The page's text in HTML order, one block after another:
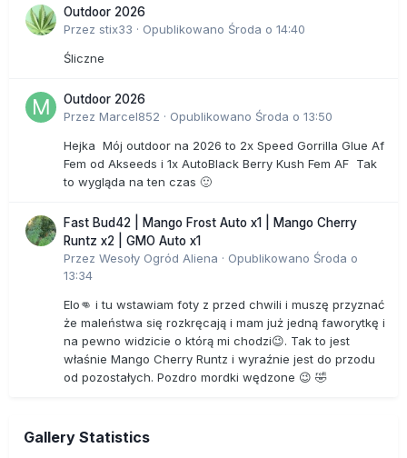
Outdoor 2026
Przez stix33 · Opublikowano Środa o 14:40
Śliczne
Outdoor 2026
Przez Marcel852 · Opublikowano Środa o 13:50
Hejka Mój outdoor na 2026 to 2x Speed Gorrilla Glue Af
Fem od Akseeds i 1x AutoBlack Berry Kush Fem AF Tak
to wygląda na ten czas 🙂
Fast Bud42 | Mango Frost Auto x1 | Mango Cherry
Runtz x2 | GMO Auto x1
Przez Wesoły Ogród Aliena · Opublikowano Środa o
13:34
Elo👊 i tu wstawiam foty z przed chwili i muszę przyznać
że maleństwa się rozkręcają i mam już jedną faworytkę i
na pewno widzicie o którą mi chodzi😉. Tak to jest
właśnie Mango Cherry Runtz i wyraźnie jest do przodu
od pozostałych. Pozdro mordki wędzone 😉 🤣
Gallery Statistics